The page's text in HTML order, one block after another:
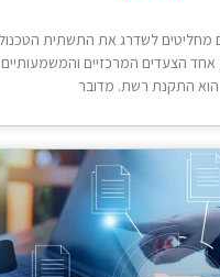
מחליטים לשדרג את התשתית
בשנת 2026, אחד הצעדים המרכזיים
הוא התקנת רשת. מדובר